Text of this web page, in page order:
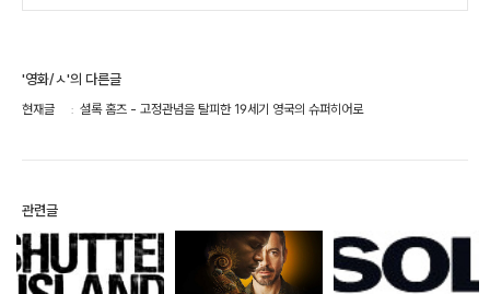
'영화/ㅅ'의 다른글
현재글 셜록 홈즈 - 고정관념을 탈피한 19세기 영국의 슈퍼히어로
관련글